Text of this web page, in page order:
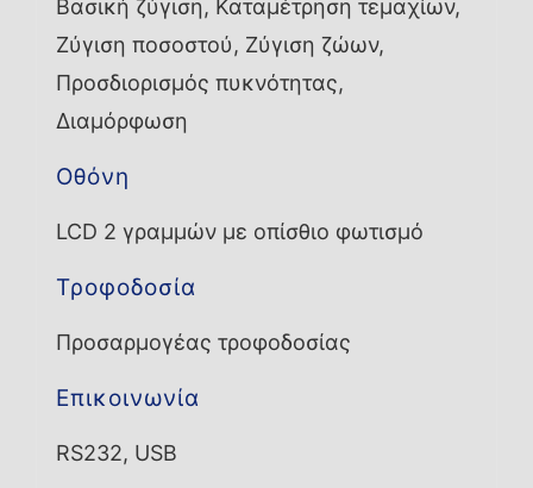
Βασική ζύγιση, Καταμέτρηση τεμαχίων,
Ζύγιση ποσοστού, Ζύγιση ζώων,
Προσδιορισμός πυκνότητας,
Διαμόρφωση
Οθόνη
LCD 2 γραμμών με οπίσθιο φωτισμό
Τροφοδοσία
Προσαρμογέας τροφοδοσίας
Επικοινωνία
RS232, USB